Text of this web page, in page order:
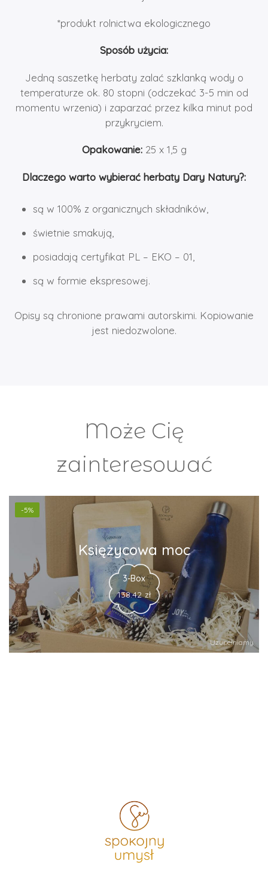
*produkt rolnictwa ekologicznego
Sposób użycia:
Jedną saszetkę herbaty zalać szklanką wody o
temperaturze ok. 80 stopni (odczekać 3-5 min od
momentu wrzenia) i zaparzać przez kilka minut pod
przykryciem.
Opakowanie:25 x 1,5 g
Dlaczego warto wybierać herbaty Dary Natury?:
są w 100% z organicznych składników,
świetnie smakują,
posiadają certyfikat PL – EKO – 01,
są w formie ekspresowej.
Opisy są chronione prawami autorskimi. Kopiowanie
jest niedozwolone.
Może Cię
zainteresować
-5%
Uzupełniamy
Księżycowa moc
3-Box
138.42 zł